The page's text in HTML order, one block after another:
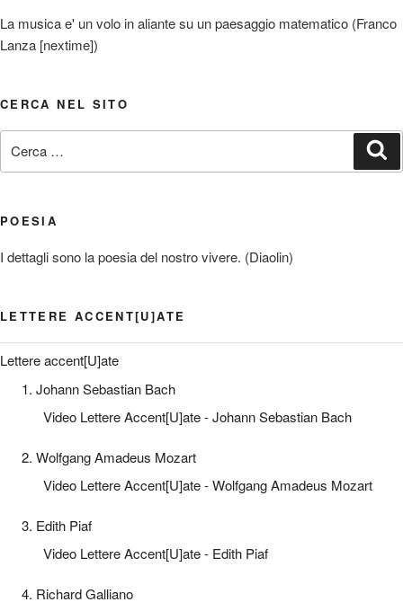
La musica e' un volo in aliante su un paesaggio matematico (Franco
Lanza [nextime])
CERCA NEL SITO
POESIA
I dettagli sono la poesia del nostro vivere. (Diaolin)
LETTERE ACCENT[U]ATE
Lettere accent[U]ate
1. Johann Sebastian Bach
Video Lettere Accent[U]ate - Johann Sebastian Bach
2. Wolfgang Amadeus Mozart
Video Lettere Accent[U]ate - Wolfgang Amadeus Mozart
3. Edith Piaf
Video Lettere Accent[U]ate - Edith Piaf
4. Richard Galliano